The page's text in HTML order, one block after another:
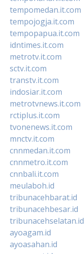
tempomedan.it.com
tempojogja.it.com
tempopapua.it.com
idntimes.it.com
metrotv.it.com
sctv.it.com
transtv.it.com
indosiar.it.com
metrotvnews.it.com
rctiplus.it.com
tvonenews.it.com
mnctv.it.com
cnnmedan.it.com
cnnmetro.it.com
cnnbali.it.com
meulaboh.id
tribunacehbarat.id
tribunacehbesar.id
tribunacehselatan.id
ayoagam.id
ayoasahan.id